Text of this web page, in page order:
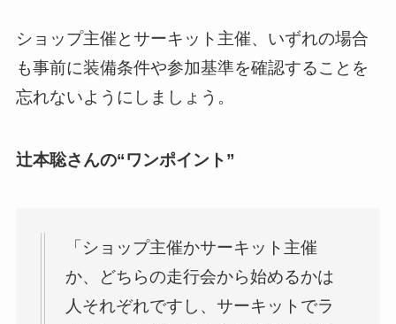
ショップ主催とサーキット主催、いずれの場合
も事前に装備条件や参加基準を確認することを
忘れないようにしましょう。
辻本聡さんの“ワンポイント”
「ショップ主催かサーキット主催
か、どちらの走行会から始めるかは
人それぞれですし、サーキットでラ